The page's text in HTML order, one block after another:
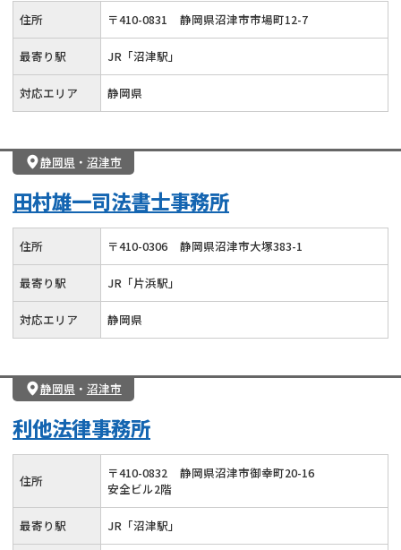
住所 〒410-0831 静岡県沼津市市場町12-7
最寄り駅 JR「沼津駅」
対応エリア 静岡県
静岡県 ・ 沼津市
田村雄一司法書士事務所
住所 〒410-0306 静岡県沼津市大塚383-1
最寄り駅 JR「片浜駅」
対応エリア 静岡県
静岡県 ・ 沼津市
利他法律事務所
住所 〒410-0832
静岡県沼津市御幸町20-16
安全ビル2階
最寄り駅 JR「沼津駅」